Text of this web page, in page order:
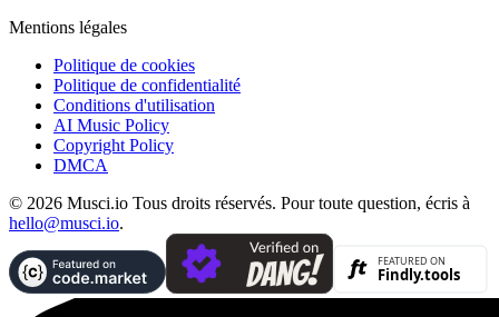
Mentions légales
Politique de cookies
Politique de confidentialité
Conditions d'utilisation
AI Music Policy
Copyright Policy
DMCA
© 2026 Musci.io Tous droits réservés. Pour toute question, écris à
hello@musci.io.